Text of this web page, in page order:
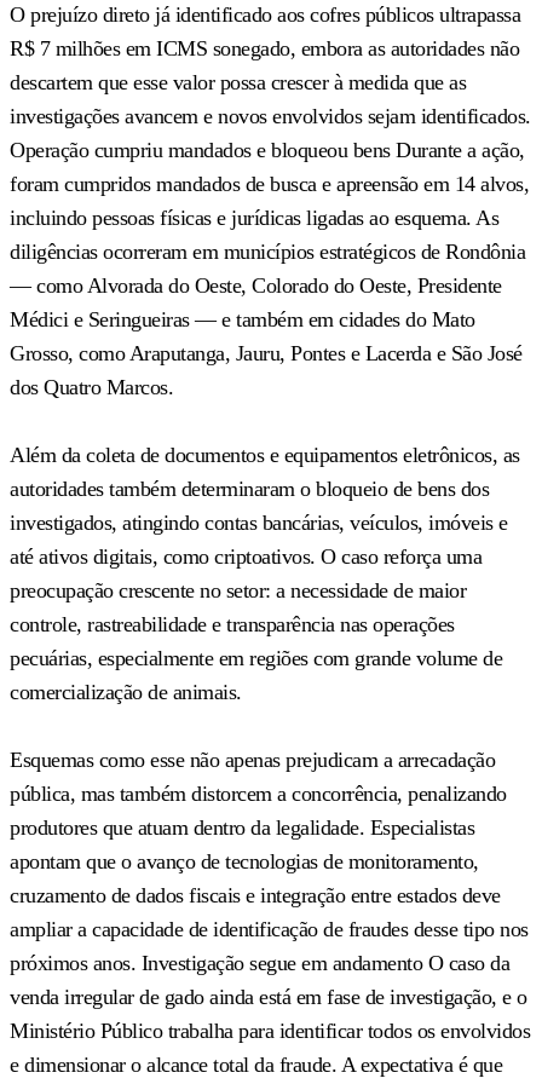
O prejuízo direto já identificado aos cofres públicos ultrapassa
R$ 7 milhões em ICMS sonegado, embora as autoridades não
descartem que esse valor possa crescer à medida que as
investigações avancem e novos envolvidos sejam identificados.
Operação cumpriu mandados e bloqueou bens Durante a ação,
foram cumpridos mandados de busca e apreensão em 14 alvos,
incluindo pessoas físicas e jurídicas ligadas ao esquema. As
diligências ocorreram em municípios estratégicos de Rondônia
— como Alvorada do Oeste, Colorado do Oeste, Presidente
Médici e Seringueiras — e também em cidades do Mato
Grosso, como Araputanga, Jauru, Pontes e Lacerda e São José
dos Quatro Marcos.
Além da coleta de documentos e equipamentos eletrônicos, as
autoridades também determinaram o bloqueio de bens dos
investigados, atingindo contas bancárias, veículos, imóveis e
até ativos digitais, como criptoativos. O caso reforça uma
preocupação crescente no setor: a necessidade de maior
controle, rastreabilidade e transparência nas operações
pecuárias, especialmente em regiões com grande volume de
comercialização de animais.
Esquemas como esse não apenas prejudicam a arrecadação
pública, mas também distorcem a concorrência, penalizando
produtores que atuam dentro da legalidade. Especialistas
apontam que o avanço de tecnologias de monitoramento,
cruzamento de dados fiscais e integração entre estados deve
ampliar a capacidade de identificação de fraudes desse tipo nos
próximos anos. Investigação segue em andamento O caso da
venda irregular de gado ainda está em fase de investigação, e o
Ministério Público trabalha para identificar todos os envolvidos
e dimensionar o alcance total da fraude. A expectativa é que